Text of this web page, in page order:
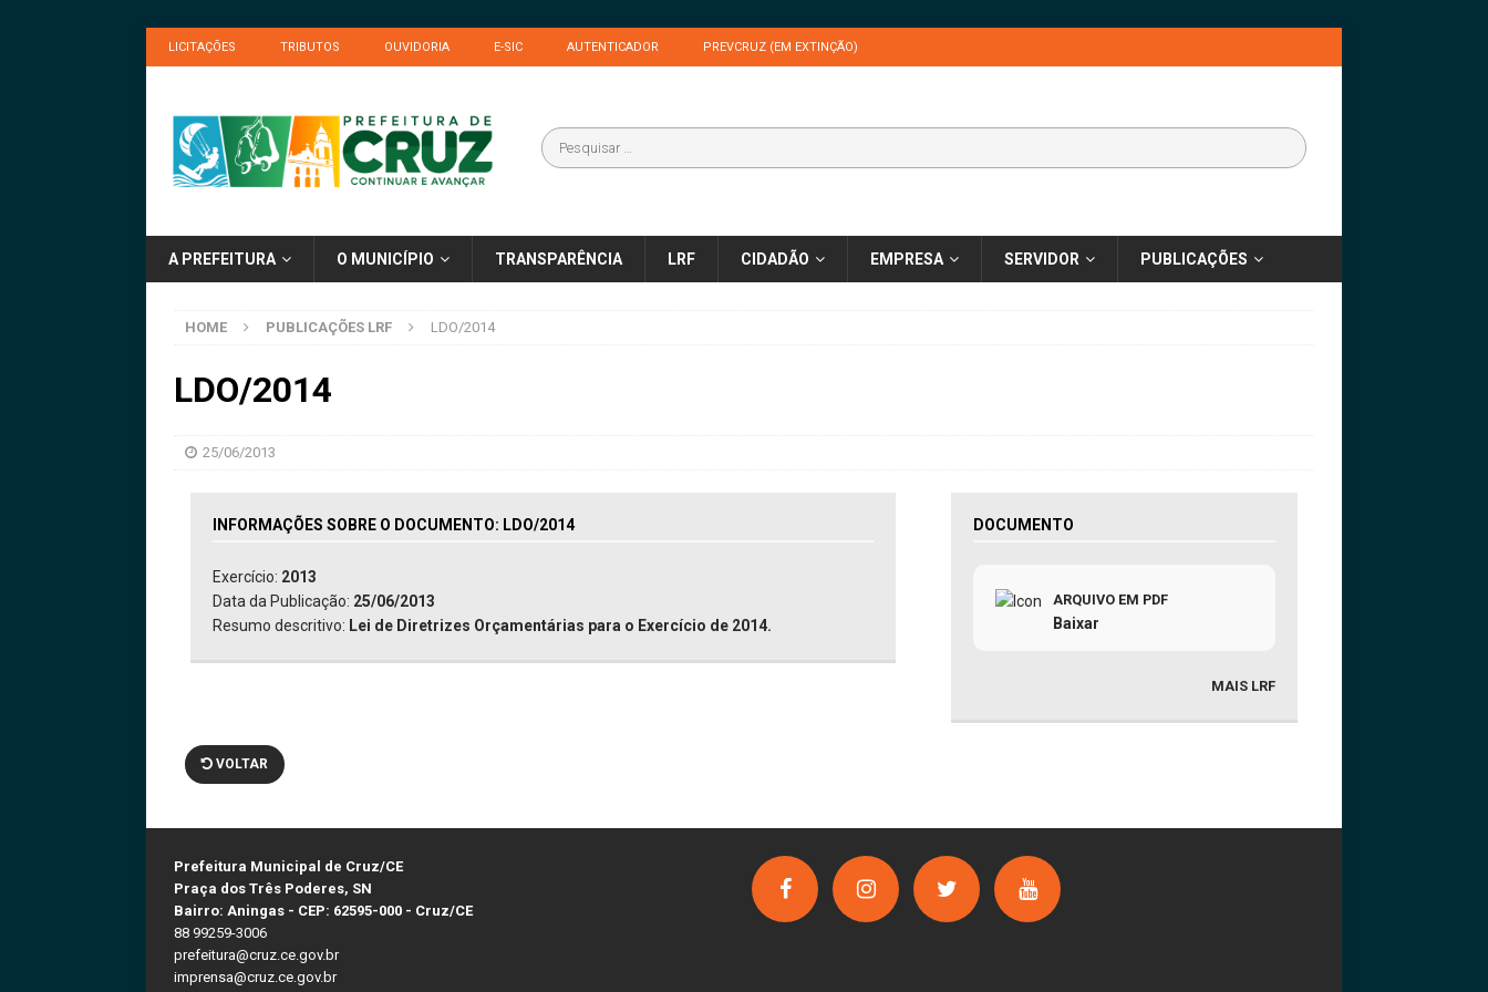
LICITAÇÕES TRIBUTOS OUVIDORIA E-SIC AUTENTICADOR PREVCRUZ (EM EXTINÇÃO)
A PREFEITURA O MUNICÍPIO TRANSPARÊNCIA LRF CIDADÃO EMPRESA SERVIDOR PUBLICAÇÕES
HOME PUBLICAÇÕES LRF LDO/2014
LDO/2014
25/06/2013
INFORMAÇÕES SOBRE O DOCUMENTO: LDO/2014
Exercício: 2013
Data da Publicação: 25/06/2013
Resumo descritivo: Lei de Diretrizes Orçamentárias para o Exercício de 2014.
DOCUMENTO
ARQUIVO EM PDF
Baixar
MAIS LRF
VOLTAR
Prefeitura Municipal de Cruz/CE
Praça dos Três Poderes, SN
Bairro: Aningas - CEP: 62595-000 - Cruz/CE
88 99259-3006
prefeitura@cruz.ce.gov.br
imprensa@cruz.ce.gov.br